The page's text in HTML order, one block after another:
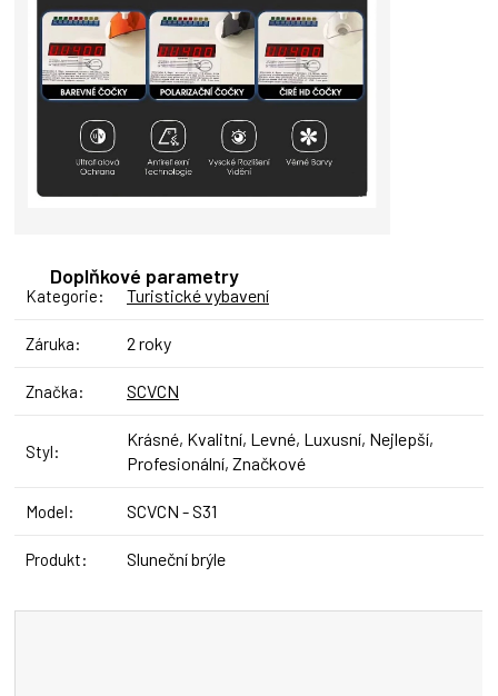
Doplňkové parametry
Kategorie: Turistické vybavení
Záruka: 2 roky
Značka: SCVCN
Styl:
Krásné, Kvalitní, Levné, Luxusní, Nejlepší,
Profesionální, Značkové
Model: SCVCN - S31
Produkt: Sluneční brýle